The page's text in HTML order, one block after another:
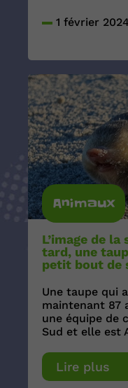
1 février
Animaux
L’image de
tard, une
petit bout de
Une taupe qui
maintenant 87
une équipe de
Sud et elle est
Lire plus